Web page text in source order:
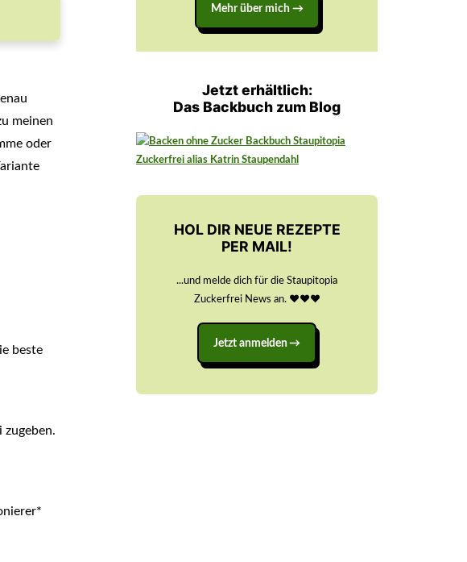
meinen
oder
beste
Mehr über mich →
Jetzt erhältlich:
Das Backbuch zum Blog
HOL DIR NEUE REZEPTE
PER MAIL!
...und melde dich für die Staupitopia
Zuckerfrei News an. ♥️♥️♥️
Jetzt anmelden